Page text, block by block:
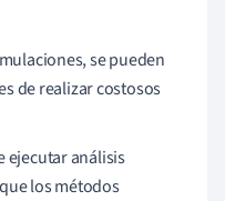
se pueden
de realizar costosos
ejecutar análisis
los métodos